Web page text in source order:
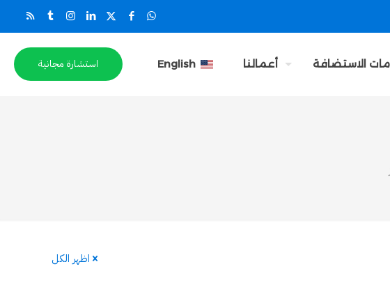
الاستضافة أعمالنا English استشارة مجانية
اظهر الكل